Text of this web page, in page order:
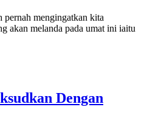
pernah mengingatkan kita
akan melanda pada umat ini iaitu
Dengan